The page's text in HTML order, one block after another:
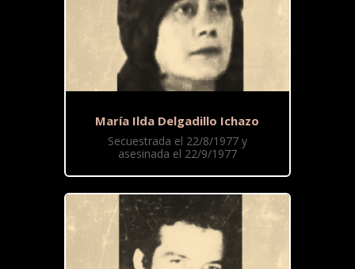
María Ilda Delgadillo Ichazo
Secuestrada el 22/8/1977 y
asesinada el 22/9/1977